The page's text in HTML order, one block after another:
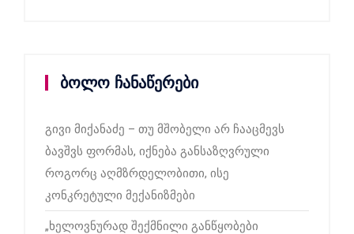
ბოლო ჩანაწერები
გივი მიქანაძე – თუ მშობელი არ ჩააცმევს
ბავშვს ფორმას, იქნება განსაზღვრული
როგორც აღმზრდელობითი, ისე
კონკრეტული მექანიზმები
„ხელოვნურად შექმნილი განწყობები